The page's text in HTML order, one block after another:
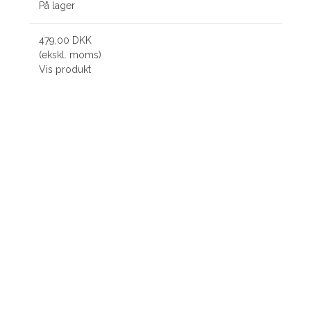
På lager
479,00 DKK
(ekskl. moms)
Vis produkt